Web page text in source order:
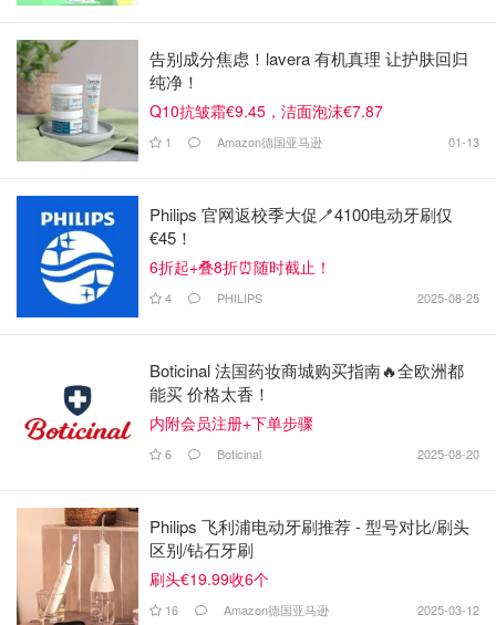
告别成分焦虑！lavera 有机真理 让护肤回归
纯净！
Q10抗皱霜€9.45，洁面泡沫€7.87
1 Amazon德国亚马逊 01-13
Philips 官网返校季大促🪥4100电动牙刷仅
€45！
6折起+叠8折⏰随时截止！
4 PHILIPS 2025-08-25
Boticinal 法国药妆商城购买指南🔥全欧洲都
能买 价格太香！
内附会员注册+下单步骤
6 Boticinal 2025-08-20
Philips 飞利浦电动牙刷推荐 - 型号对比/刷头
区别/钻石牙刷
刷头€19.99收6个
16 Amazon德国亚马逊 2025-03-12